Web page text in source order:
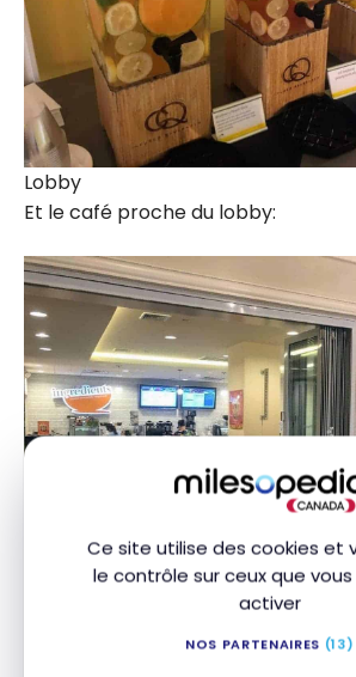
Ce site utilise des cookies et
le contrôle sur ceux que
activer
NOS PARTENAIRES (13)
Lobby
Et le café proche du lobby:
Café – The Westin Hilton Head